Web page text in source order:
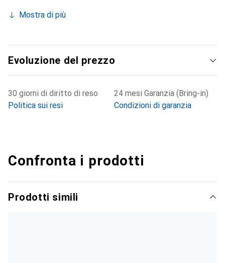
Mostra di più
Evoluzione del prezzo
30 giorni di diritto di reso
Politica sui resi
24 mesi Garanzia (Bring-in)
Condizioni di garanzia
Confronta i prodotti
Prodotti simili